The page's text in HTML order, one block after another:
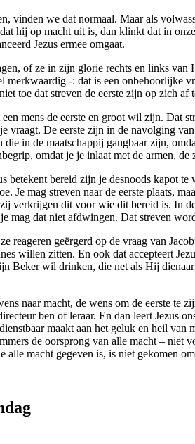
vinden we dat normaal. Maar als
hij op macht uit is, dan klinkt dat in
Jezus ermee omgaat.
of ze in zijn glorie rechts en links
merkwaardig -: dat is een onbehoorlijke
toe dat streven de eerste zijn op zich af
mens de eerste en groot wil zijn. Dat
vraagt. De eerste zijn in de navolging
die in de maatschappij gangbaar zijn,
omdat je je inlaat met de armen,
betekent bereid zijn je desnoods kapot
Je mag streven naar de eerste
verkrijgen dit voor wie dit bereid is. In
mag dat niet afdwingen. Dat streven
reageren geërgerd op de vraag van
willen zitten. En ook dat accepteert
Beker wil drinken, die net als Hij
naar macht, de wens om de eerste
ben of leraar. En dan leert Jezus
maakt aan het geluk en heil
de oorsprong van alle macht – niet
alle macht gegeven is, is niet gekomen